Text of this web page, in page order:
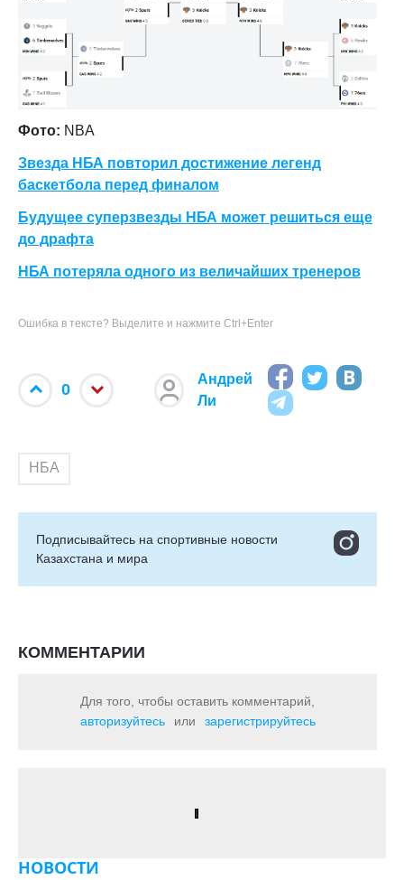
Фото: NBA
Звезда НБА повторил достижение легенд
баскетбола перед финалом
Будущее суперзвезды НБА может решиться еще
до драфта
НБА потеряла одного из величайших тренеров
Ошибка в тексте? Выделите и нажмите Ctrl+Enter
0
Андрей
Ли
НБА
Подписывайтесь на cпортивные новости
Казахстана и мира
КОММЕНТАРИИ
Для того, чтобы оставить комментарий,
авторизуйтесь
или зарегистрируйтесь
НОВОСТИ